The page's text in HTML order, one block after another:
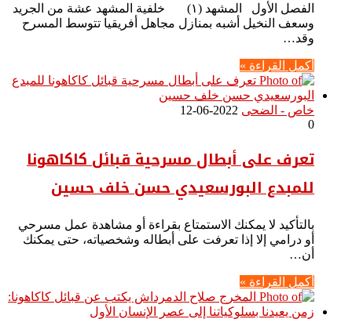
الفصل الأول المشهد (١) خلفية المشهد عشة من الجريد
وسعف النخيل أشبه بمنازل مجاهل أفريقيا تتوسط المسرح
وقد…
أكمل القراءة »
خاص - الضحى 2022-06-12
0
تعرف على أبطال مسرحية قبائل كاكاهونا
للمبدع البورسعيدي حسن خلف حسين
بالتأكيد لا يمكنك الاستمتاع بقراءة أو مشاهدة عمل مسرحي
أو درامي إلا إذا تعرفت على أبطاله وشخصياته، حتى يمكنك
أن…
أكمل القراءة »